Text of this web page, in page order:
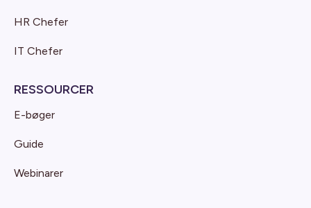
HR Chefer
IT Chefer
RESSOURCER
E-bøger
Guide
Webinarer